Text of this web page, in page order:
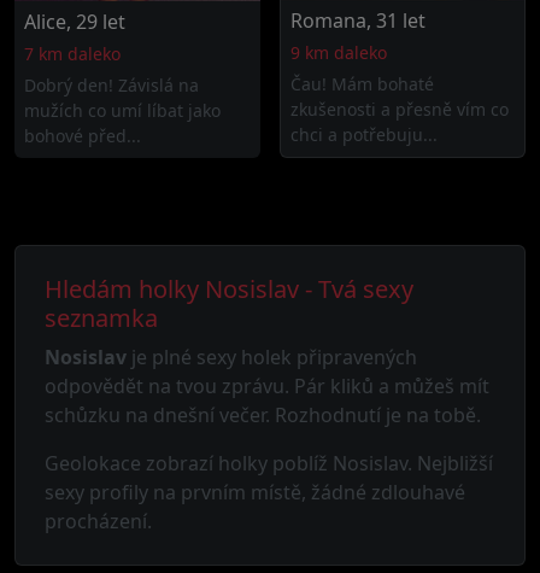
Alice, 29 let
7 km daleko
Dobrý den! Závislá na
mužích co umí líbat jako
bohové před...
Romana, 31 let
9 km daleko
Čau! Mám bohaté
zkušenosti a přesně vím co
chci a potřebuju...
Hledám holky Nosislav - Tvá sexy
seznamka
Nosislav je plné sexy holek připravených
odpovědět na tvou zprávu. Pár kliků a můžeš mít
schůzku na dnešní večer. Rozhodnutí je na tobě.
Geolokace zobrazí holky poblíž Nosislav. Nejbližší
sexy profily na prvním místě, žádné zdlouhavé
procházení.